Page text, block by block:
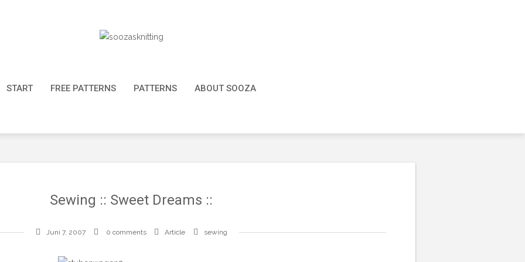
START FREE PATTERNS PATTERNS ABOUT SOOZA
Sewing :: Sweet Dreams ::
Juni 7, 2007 0 comments Article sewing